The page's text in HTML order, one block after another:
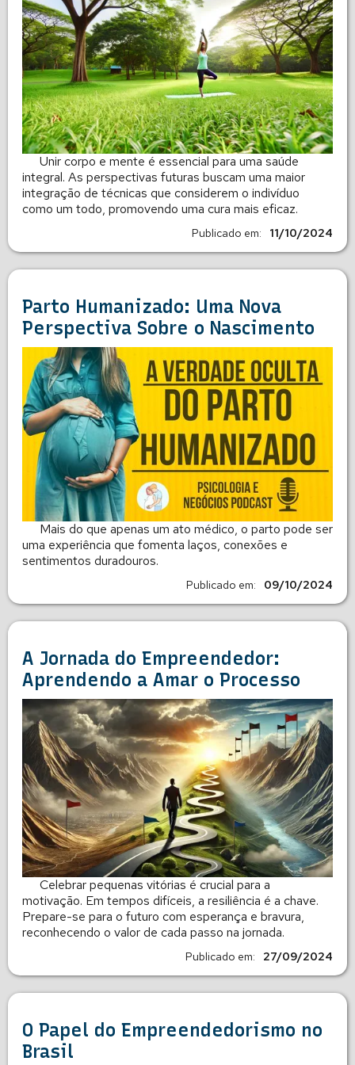
Unir corpo e mente é essencial para uma saúde
integral. As perspectivas futuras buscam uma maior
integração de técnicas que considerem o indivíduo
como um todo, promovendo uma cura mais eficaz.
Publicado em: 11/10/2024
Parto Humanizado: Uma Nova
Perspectiva Sobre o Nascimento
Mais do que apenas um ato médico, o parto pode ser
uma experiência que fomenta laços, conexões e
sentimentos duradouros.
Publicado em: 09/10/2024
A Jornada do Empreendedor:
Aprendendo a Amar o Processo
Celebrar pequenas vitórias é crucial para a
motivação. Em tempos difíceis, a resiliência é a chave.
Prepare-se para o futuro com esperança e bravura,
reconhecendo o valor de cada passo na jornada.
Publicado em: 27/09/2024
O Papel do Empreendedorismo no
Brasil